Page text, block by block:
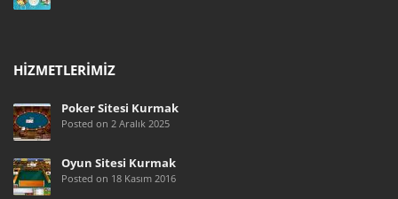
HIZMETLERIMIZ
Poker Sitesi Kurmak
Posted on 2 Aralık 2025
Oyun Sitesi Kurmak
Posted on 18 Kasım 2016